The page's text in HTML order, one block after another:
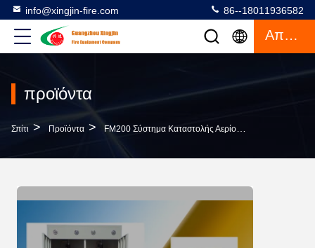
info@xingjin-fire.com 86--18011936582
Απόσπασμα
προϊόντα
Σπίτι > Προϊόντα > FM200 Σύστημα Καταστολής Αερίου